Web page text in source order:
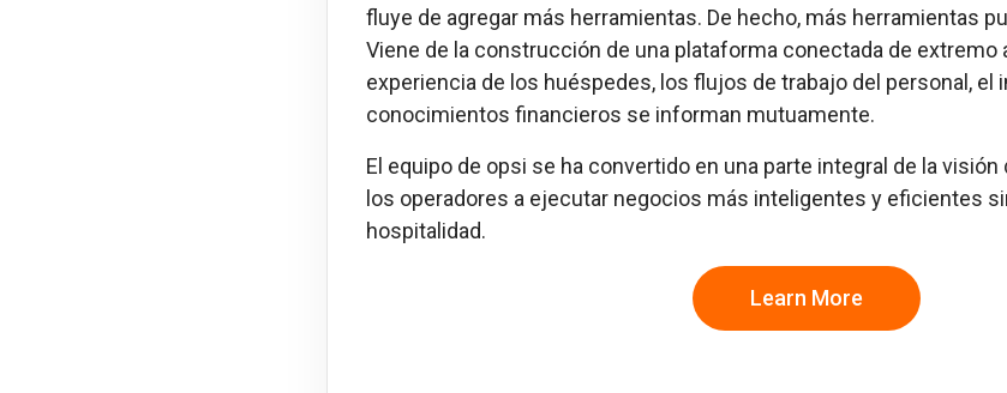
fluye de agregar más herramientas. De hecho, más herramientas
Viene de la construcción de una plataforma conectada de extremo
experiencia de los huéspedes, los flujos de trabajo del personal, el
conocimientos financieros se informan mutuamente.
El equipo de opsi se ha convertido en una parte integral de la visión
los operadores a ejecutar negocios más inteligentes y eficientes
hospitalidad.
Learn More